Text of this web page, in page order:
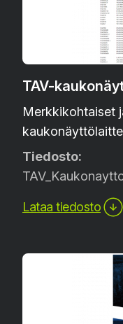
TAV-
Merkkikohtaiset
Tiedosto:
Lataa tiedosto